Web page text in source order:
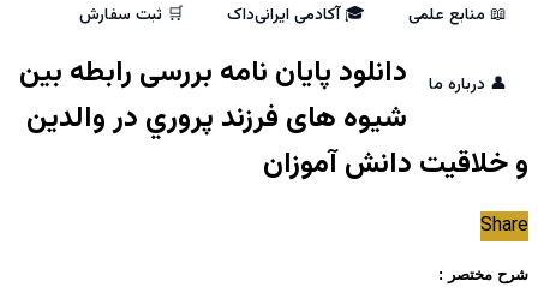
📖 منابع علمی 🎓 آکادمی ایرانی‌داک 🛒 ثبت سفارش
👤 درباره ما
دانلود پایان نامه بررسی رابطه بین
شیوه های فرزند پروري در والدين
و خلاقيت دانش آموزان
Share
شرح مختصر :